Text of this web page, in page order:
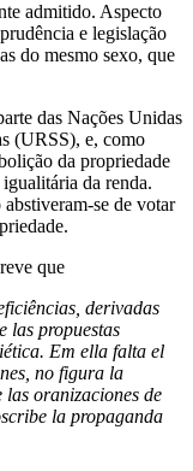
admitido. Aspecto
e legislação
do mesmo sexo, que
das Nações Unidas
(URSS), e, como
da propriedade
da renda.
se de votar
que
derivadas
las propuestas
Em ella falta el
no figura la
oranizaciones de
la propaganda